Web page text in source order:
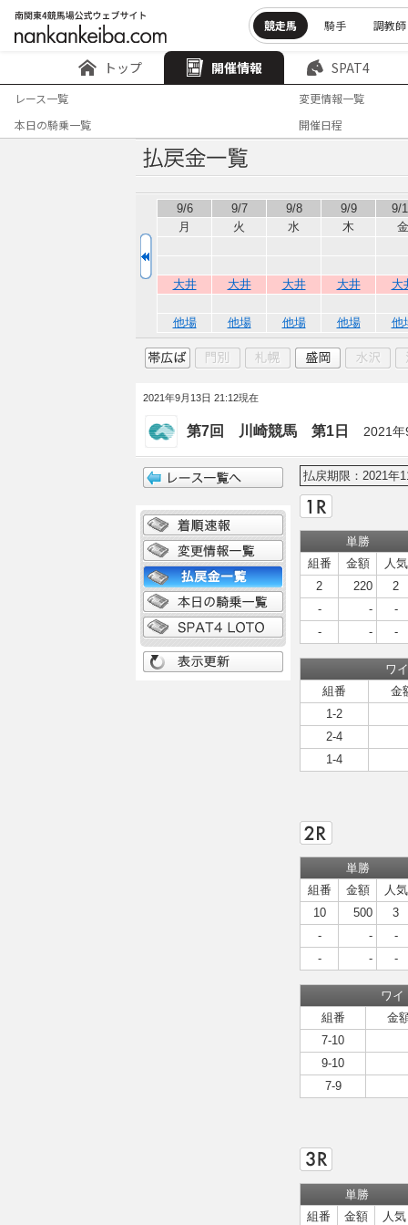
競走馬 騎手 調教師
トップ 開催情報 SPAT4
レース一覧
変更情報一覧
本日の騎乗一覧
開催日程
9/6 9/7 9/8 9/9
9/
月
火 水 木 金
大井 大井 大井 大井 大
他場 他場 他場 他場 他
2021年9月13日 21:12現在
第7回 川崎競馬 第1日 2021年
払戻期限：2021年
単勝
組番
金額
人気
2
220
2
-
-
-
-
- -
ワ
組番
金
1-2
2-4
1-4
単勝
組番
金額
人気
10
500
3
-
-
-
-
- -
ワイ
組番
金
7-10
9-10
7-9
単勝
組番
金額
人気